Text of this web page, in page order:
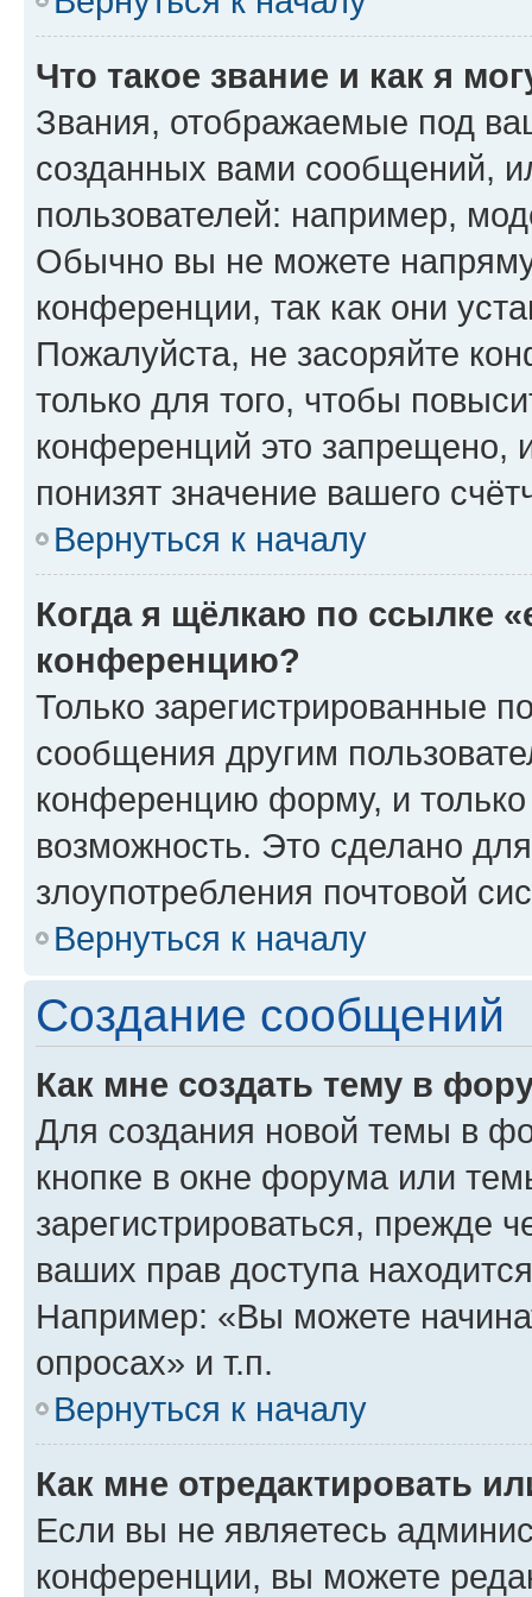
Что такое звание и как я
Звания, отображаемые под
созданных вами сообщений,
пользователей: например,
Обычно вы не можете
конференции, так как они
Пожалуйста, не засоряйте
только для того, чтобы
конференций это запрещено,
понизят значение вашего
Вернуться к началу
Когда я щёлкаю по ссылке
конференцию?
Только зарегистрированные
сообщения другим
конференцию форму, и
возможность. Это сделано
злоупотребления почтовой
Вернуться к началу
Создание сообщений
Как мне создать тему в
Для создания новой темы в
кнопке в окне форума или
зарегистрироваться, прежде
ваших прав доступа
Например: «Вы можете
опросах» и т.п.
Вернуться к началу
Как мне отредактировать
Если вы не являетесь
конференции, вы можете